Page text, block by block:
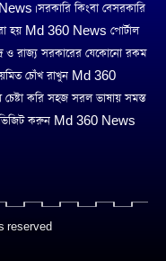
সরকারি কিংবা বেসরকারি
হয় Md 360 News পোর্টাল
ও রাজ্য সরকারের যেকোনো রকম
চোঁখ রাখুন Md 360
করি সহজ সরল ভাষায় সমস্ত
ভিজিট করুন Md 360 News
reserved